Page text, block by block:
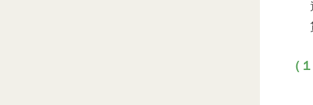
退
貸
（